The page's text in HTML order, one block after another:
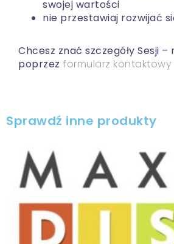
swojej wartości
nie przestawiaj rozwijać
Chcesz znać szczegóły Sesji
poprzez formularz kontaktowy
Sprawdź inne produkty